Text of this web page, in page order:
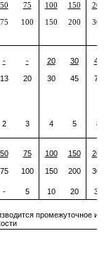
50
75
75
100
100
150
150
200
200
300
-
13
-
20
20
30
30
45
45
75
2 3 4 5 8
50
75
75
100
100
150
150
200
200
300
- 5 10 20 37
промежуточное